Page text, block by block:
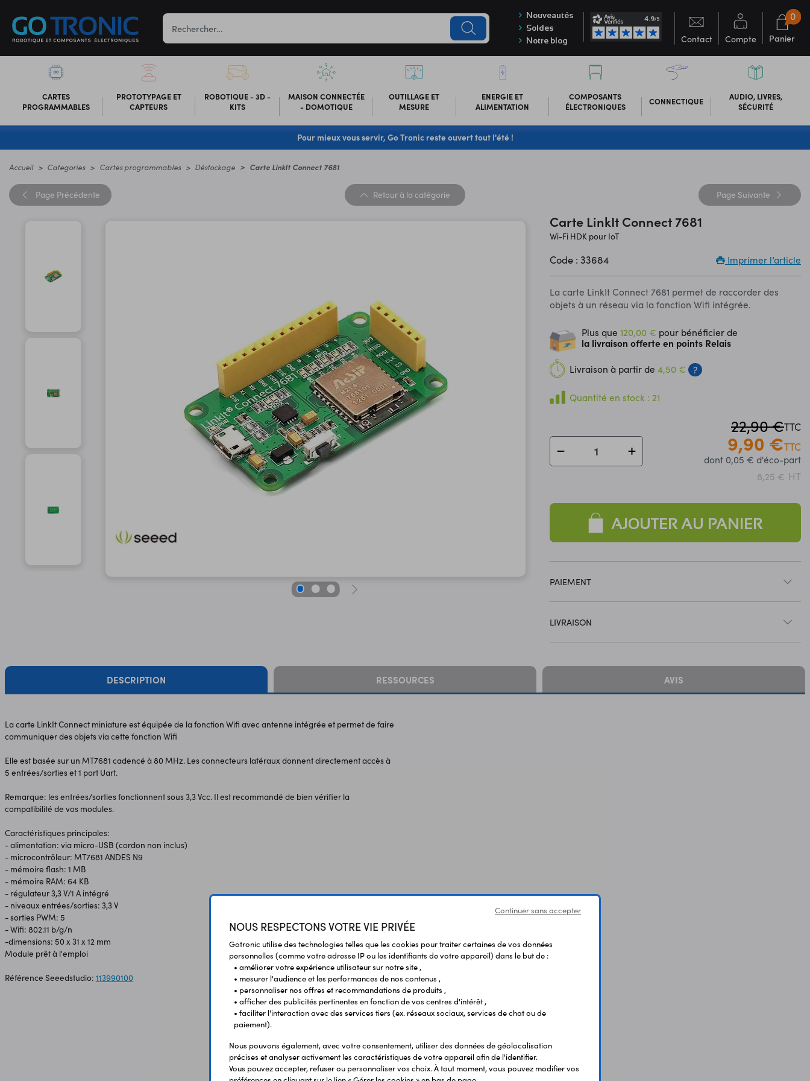
Nouveautés
Soldes
Notre blog
Contact Compte Panier
0
CARTES
PROGRAMMABLES
PROTOTYPAGE ET
CAPTEURS
ROBOTIQUE - 3D -
KITS
MAISON CONNECTÉE
- DOMOTIQUE
OUTILLAGE ET
MESURE
ENERGIE ET
ALIMENTATION
COMPOSANTS
ÉLECTRONIQUES
CONNECTIQUE
AUDIO, LIVRES,
SÉCURITÉ
Pour mieux vous servir, Go Tronic reste ouvert tout l'été !
Accueil Categories Cartes programmables Déstockage Carte LinkIt Connect 7681
Page Précédente Retour à la catégorie Page Suivante
Carte LinkIt Connect 7681
Wi-Fi HDK pour IoT
Code : 33684 Imprimer l’article
La carte LinkIt Connect 7681 permet de raccorder des
objets à un réseau via la fonction Wifi intégrée.
Plus que120,00 € pour bénéficier de
la livraison offerte en points Relais
Livraison à partir de4,50 € ?
Quantité en stock : 21
22,90 €TTC
9,90 €TTC
dont 0,05 € d'éco-part
8,25 € HT
AJOUTER AU PANIER
PAIEMENT
LIVRAISON
DESCRIPTION RESSOURCES AVIS
La carte LinkIt Connect miniature est équipée de la fonction Wifi avec antenne intégrée et permet de faire
communiquer des objets via cette fonction Wifi
Elle est basée sur un MT7681 cadencé à 80 MHz. Les connecteurs latéraux donnent directement accès à
5 entrées/sorties et 1 port Uart.
Remarque: les entrées/sorties fonctionnent sous 3,3 Vcc. Il est recommandé de bien vérifier la
compatibilité de vos modules.
Caractéristiques principales:
- alimentation: via micro-USB (cordon non inclus)
- microcontrôleur: MT7681 ANDES N9
- mémoire flash: 1 MB
- mémoire RAM: 64 KB
- régulateur 3,3 V/1 A intégré
- niveaux entrées/sorties: 3,3 V
- sorties PWM: 5
- Wifi: 802.11 b/g/n
-dimensions: 50 x 31 x 12 mm
Module prêt à l'emploi
Référence Seeedstudio: 113990100
Continuer sans accepter
NOUS RESPECTONS VOTRE VIE PRIVÉE
Gotronic utilise des technologies telles que les cookies pour traiter certaines de vos données
personnelles (comme votre adresse IP ou les identifiants de votre appareil) dans le but de :
• améliorer votre expérience utilisateur sur notre site ,
• mesurer l'audience et les performances de nos contenus ,
• personnaliser nos offres et recommandations de produits ,
• afficher des publicités pertinentes en fonction de vos centres d'intérêt ,
• faciliter l'interaction avec des services tiers (ex. réseaux sociaux, services de chat ou de
paiement).
Nous pouvons également, avec votre consentement, utiliser des données de géolocalisation
précises et analyser activement les caractéristiques de votre appareil afin de l'identifier.
Vous pouvez accepter, refuser ou personnaliser vos choix. À tout moment, vous pouvez modifier vos